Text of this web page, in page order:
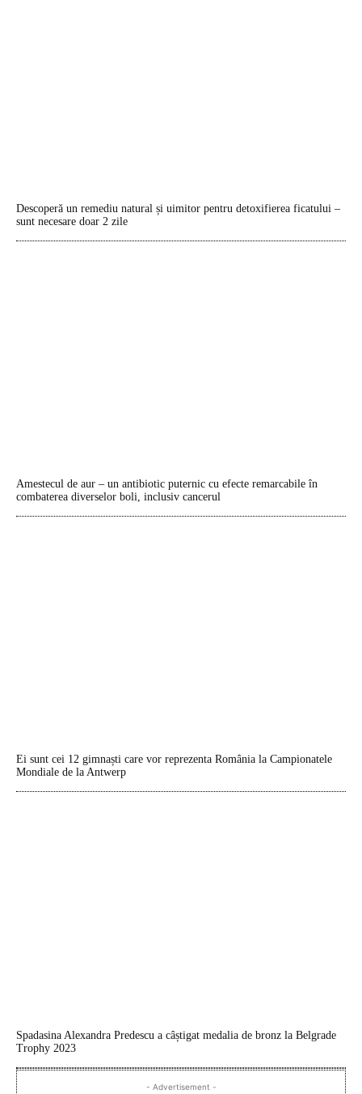
Descoperă un remediu natural și uimitor pentru detoxifierea ficatului –
sunt necesare doar 2 zile
Amestecul de aur – un antibiotic puternic cu efecte remarcabile în
combaterea diverselor boli, inclusiv cancerul
Ei sunt cei 12 gimnaști care vor reprezenta România la Campionatele
Mondiale de la Antwerp
Spadasina Alexandra Predescu a câștigat medalia de bronz la Belgrade
Trophy 2023
- Advertisement -